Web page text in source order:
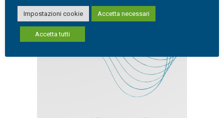
Impostazioni cookie Accetta necessari
Accetta tutti